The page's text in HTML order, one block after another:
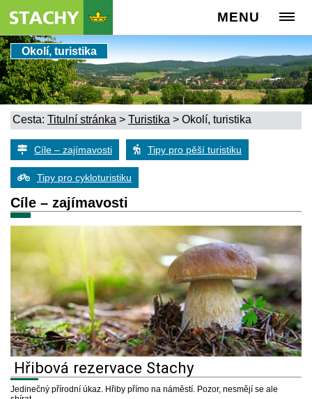
MENU
Okolí, turistika
Cesta: Titulní stránka > Turistika > Okolí, turistika
Cíle – zajímavosti Tipy pro pěší turistiku
Tipy pro cykloturistiku
Cíle – zajímavosti
Hřibová rezervace Stachy
Jedinečný přírodní úkaz. Hřiby přímo na náměstí. Pozor, nesmějí se ale